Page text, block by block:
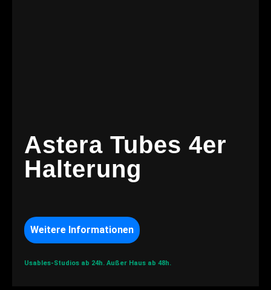
Astera Tubes 4er
Halterung
Weitere Informationen
Usables-Studios ab 24h. Außer Haus ab 48h.